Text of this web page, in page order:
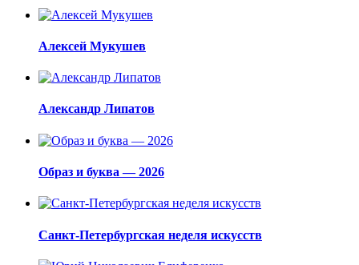
Алексей Мукушев
Александр Липатов
Образ и буква — 2026
Санкт-Петербургская неделя искусств